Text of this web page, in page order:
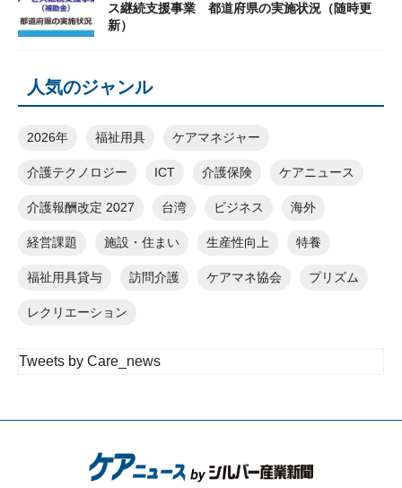
ス継続支援事業 都道府県の実施状況（随時更
新）
人気のジャンル
2026年 福祉用具 ケアマネジャー
介護テクノロジー ICT 介護保険 ケアニュース
介護報酬改定 2027 台湾 ビジネス 海外
経営課題 施設・住まい 生産性向上 特養
福祉用具貸与 訪問介護 ケアマネ協会 プリズム
レクリエーション
Tweets by Care_news